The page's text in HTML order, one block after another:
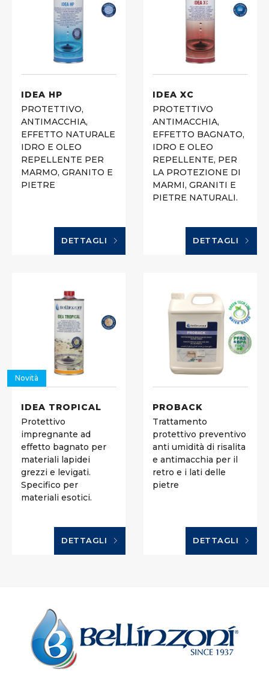
IDEA HP
PROTETTIVO,
ANTIMACCHIA,
EFFETTO NATURALE
IDRO E OLEO
REPELLENTE PER
MARMO, GRANITO E
PIETRE
DETTAGLI
IDEA XC
PROTETTIVO
ANTIMACCHIA,
EFFETTO BAGNATO,
IDRO E OLEO
REPELLENTE, PER
LA PROTEZIONE DI
MARMI, GRANITI E
PIETRE NATURALI.
DETTAGLI
Novità
IDEA TROPICAL
Protettivo
impregnante ad
effetto bagnato per
materiali lapidei
grezzi e levigati.
Specifico per
materiali esotici.
DETTAGLI
PROBACK
Trattamento
protettivo preventivo
anti umidità di risalita
e antimacchia per il
retro e i lati delle
pietre
DETTAGLI